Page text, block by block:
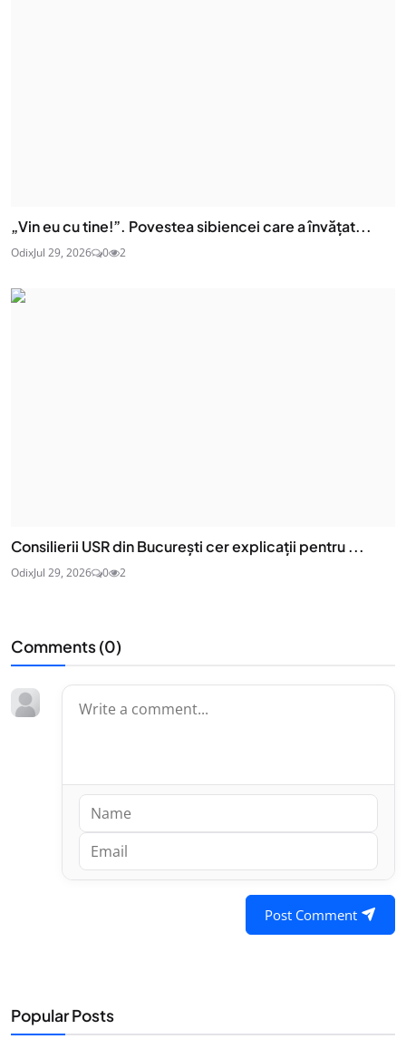
„Vin eu cu tine!”. Povestea sibiencei care a învățat...
OdixJul 29, 2026 0 2
Consilierii USR din București cer explicații pentru ...
OdixJul 29, 2026 0 2
Comments (0)
Post Comment
Popular Posts